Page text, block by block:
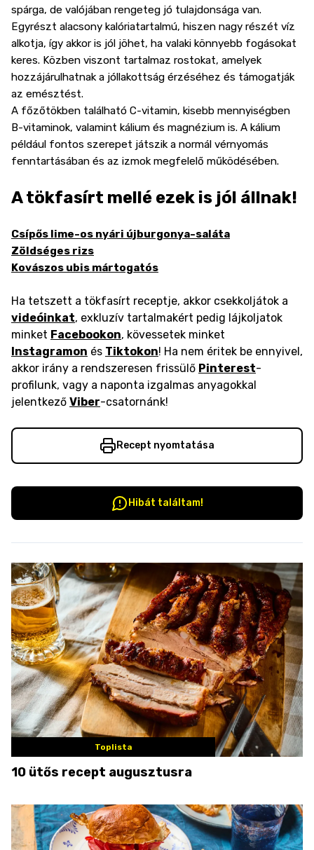
spárga, de valójában rengeteg jó tulajdonsága van.
Egyrészt alacsony kalóriatartalmú, hiszen nagy részét víz
alkotja, így akkor is jól jöhet, ha valaki könnyebb fogásokat
keres. Közben viszont tartalmaz rostokat, amelyek
hozzájárulhatnak a jóllakottság érzéséhez és támogatják
az emésztést.
A főzőtökben található C-vitamin, kisebb mennyiségben
B-vitaminok, valamint kálium és magnézium is. A kálium
például fontos szerepet játszik a normál vérnyomás
fenntartásában és az izmok megfelelő működésében.
A tökfasírt mellé ezek is jól állnak!
Csípős lime-os nyári újburgonya-saláta
Zöldséges rizs
Kovászos ubis mártogatós
Ha tetszett a tökfasírt receptje, akkor csekkoljátok a
videóinkat, exkluzív tartalmakért pedig lájkoljatok
minket Facebookon, kövessetek minket
Instagramon és Tiktokon! Ha nem éritek be ennyivel,
akkor irány a rendszeresen frissülő Pinterest-
profilunk, vagy a naponta izgalmas anyagokkal
jelentkező Viber-csatornánk!
Recept nyomtatása
Hibát találtam!
Toplista
10 ütős recept augusztusra